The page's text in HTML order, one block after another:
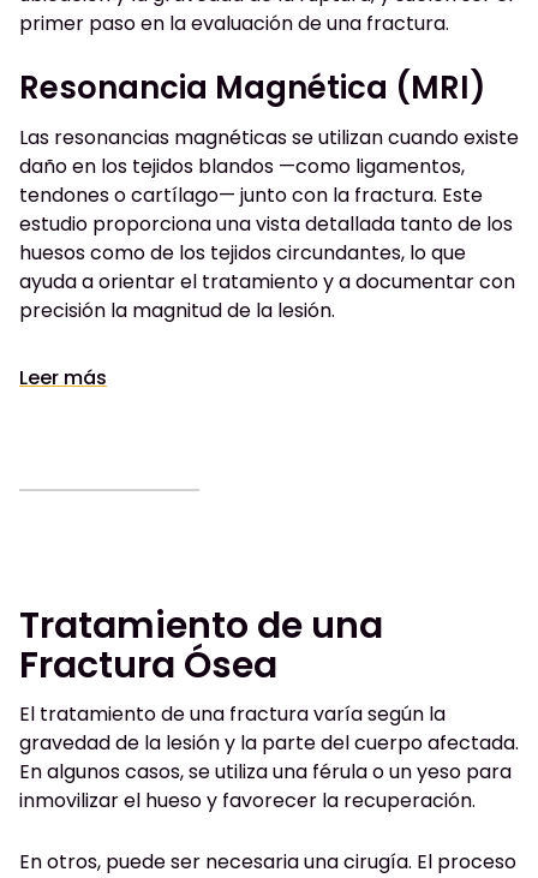
primer paso en la evaluación de una fractura.
Resonancia Magnética (MRI)
Las resonancias magnéticas se utilizan cuando existe
daño en los tejidos blandos —como ligamentos,
tendones o cartílago— junto con la fractura. Este
estudio proporciona una vista detallada tanto de los
huesos como de los tejidos circundantes, lo que
ayuda a orientar el tratamiento y a documentar con
precisión la magnitud de la lesión.
Leer más
Tratamiento de una
Fractura Ósea
El tratamiento de una fractura varía según la
gravedad de la lesión y la parte del cuerpo afectada.
En algunos casos, se utiliza una férula o un yeso para
inmovilizar el hueso y favorecer la recuperación.
En otros, puede ser necesaria una cirugía. El proceso